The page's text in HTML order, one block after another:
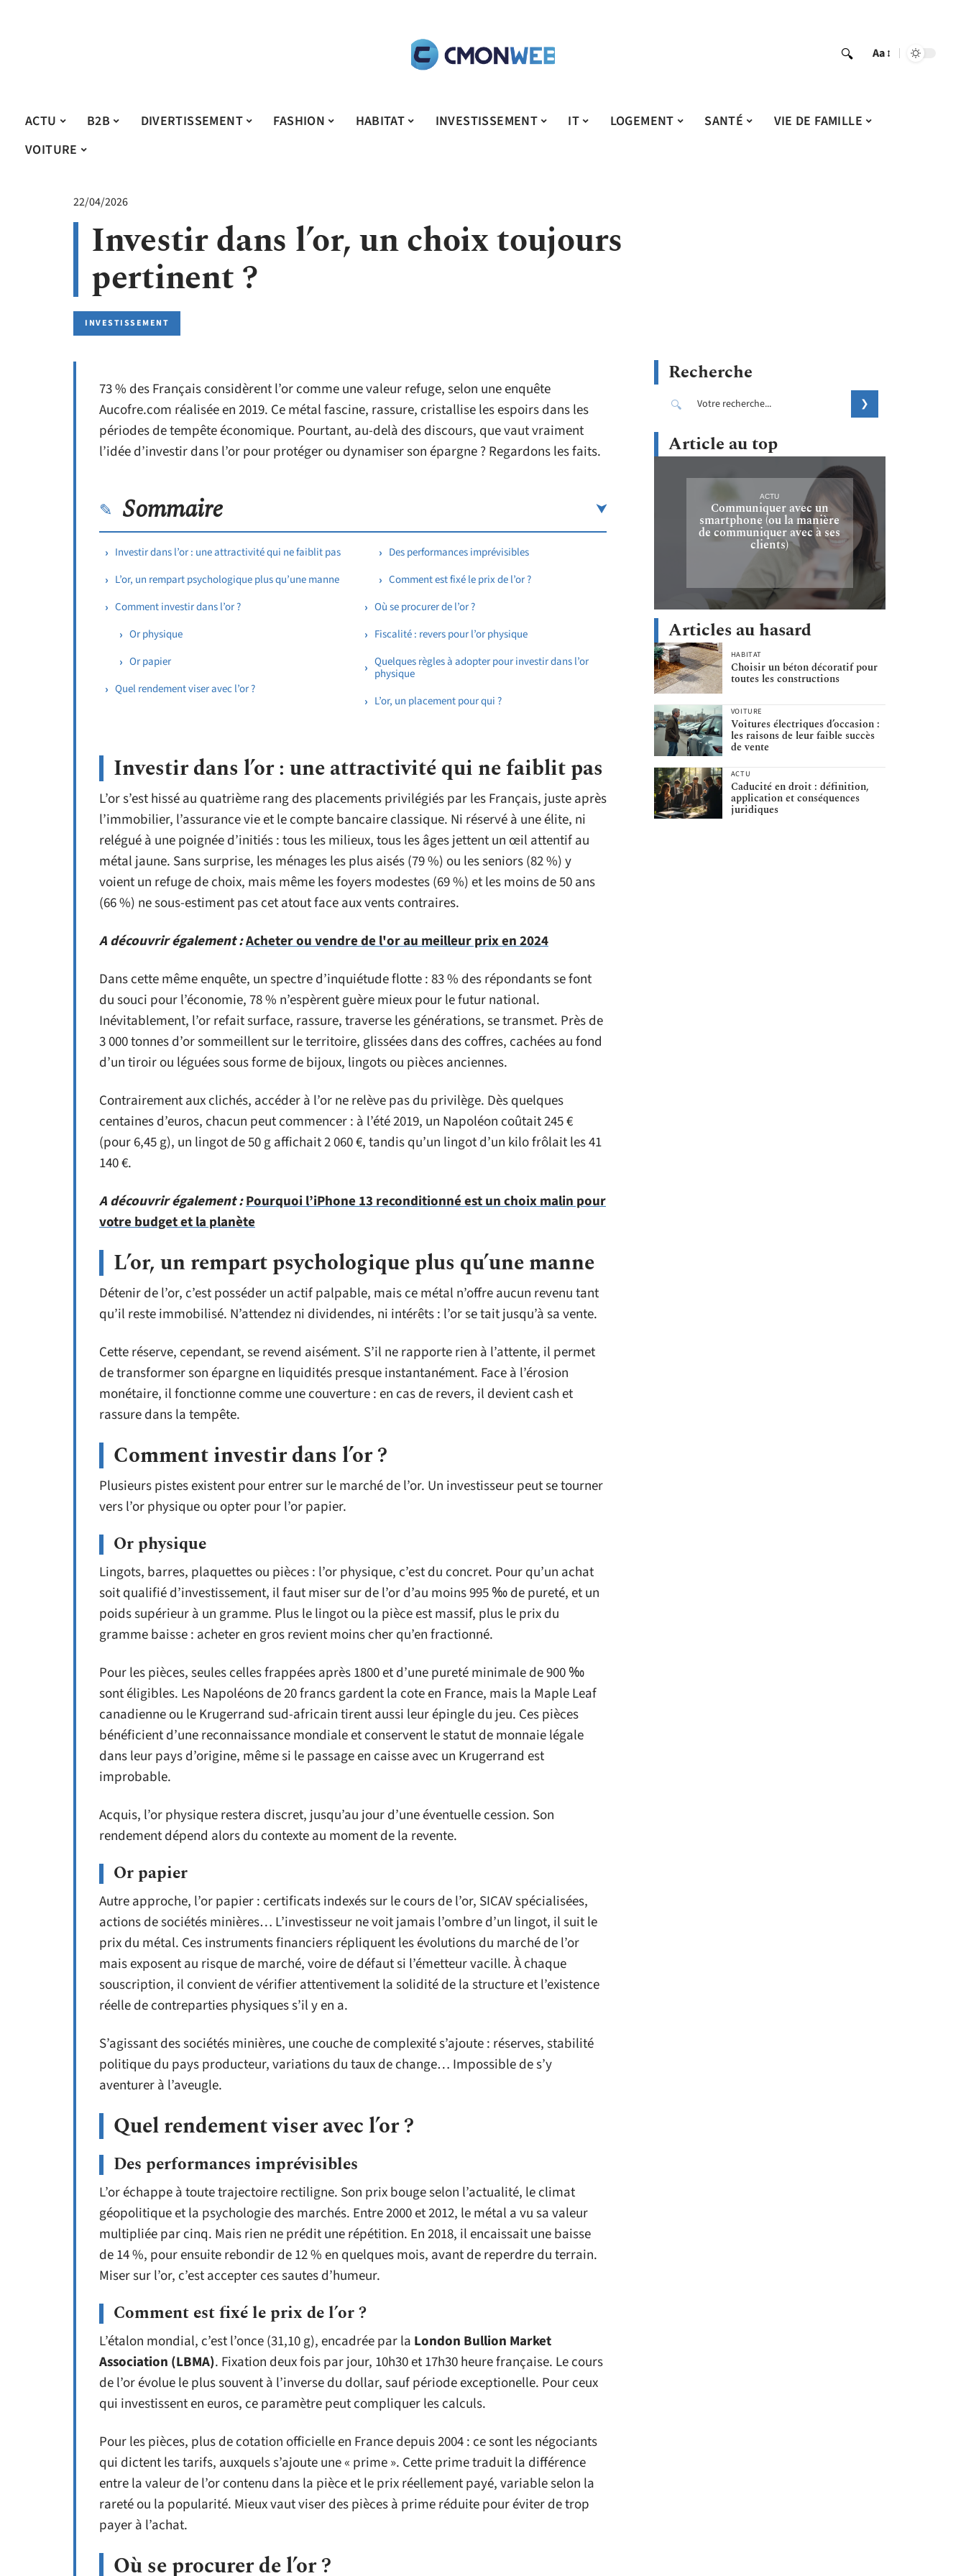
Aa
ACTU B2B DIVERTISSEMENT FASHION HABITAT INVESTISSEMENT IT LOGEMENT SANTÉ
VIE DE FAMILLE
VOITURE
22/04/2026
Investir dans l’or, un choix toujours
pertinent ?
INVESTISSEMENT
73 % des Français considèrent l’or comme une valeur refuge, selon une enquête
Aucofre.com réalisée en 2019. Ce métal fascine, rassure, cristallise les espoirs dans les
périodes de tempête économique. Pourtant, au-delà des discours, que vaut vraiment
l’idée d’investir dans l’or pour protéger ou dynamiser son épargne ? Regardons les faits.
Sommaire
Investir dans l’or : une attractivité qui ne faiblit pas
L’or, un rempart psychologique plus qu’une manne
Comment investir dans l’or ?
Or physique
Or papier
Quel rendement viser avec l’or ?
Des performances imprévisibles
Comment est fixé le prix de l’or ?
Où se procurer de l’or ?
Fiscalité : revers pour l’or physique
Quelques règles à adopter pour investir dans l’or
physique
L’or, un placement pour qui ?
Investir dans l’or : une attractivité qui ne faiblit pas
L’or s’est hissé au quatrième rang des placements privilégiés par les Français, juste après
l’immobilier, l’assurance vie et le compte bancaire classique. Ni réservé à une élite, ni
relégué à une poignée d’initiés : tous les milieux, tous les âges jettent un œil attentif au
métal jaune. Sans surprise, les ménages les plus aisés (79 %) ou les seniors (82 %) y
voient un refuge de choix, mais même les foyers modestes (69 %) et les moins de 50 ans
(66 %) ne sous-estiment pas cet atout face aux vents contraires.
A découvrir également :Acheter ou vendre de l'or au meilleur prix en 2024
Dans cette même enquête, un spectre d’inquiétude flotte : 83 % des répondants se font
du souci pour l’économie, 78 % n’espèrent guère mieux pour le futur national.
Inévitablement, l’or refait surface, rassure, traverse les générations, se transmet. Près de
3 000 tonnes d’or sommeillent sur le territoire, glissées dans des coffres, cachées au fond
d’un tiroir ou léguées sous forme de bijoux, lingots ou pièces anciennes.
Contrairement aux clichés, accéder à l’or ne relève pas du privilège. Dès quelques
centaines d’euros, chacun peut commencer : à l’été 2019, un Napoléon coûtait 245 €
(pour 6,45 g), un lingot de 50 g affichait 2 060 €, tandis qu’un lingot d’un kilo frôlait les 41
140 €.
A découvrir également :Pourquoi l’iPhone 13 reconditionné est un choix malin pour
votre budget et la planète
L’or, un rempart psychologique plus qu’une manne
Détenir de l’or, c’est posséder un actif palpable, mais ce métal n’offre aucun revenu tant
qu’il reste immobilisé. N’attendez ni dividendes, ni intérêts : l’or se tait jusqu’à sa vente.
Cette réserve, cependant, se revend aisément. S’il ne rapporte rien à l’attente, il permet
de transformer son épargne en liquidités presque instantanément. Face à l’érosion
monétaire, il fonctionne comme une couverture : en cas de revers, il devient cash et
rassure dans la tempête.
Comment investir dans l’or ?
Plusieurs pistes existent pour entrer sur le marché de l’or. Un investisseur peut se tourner
vers l’or physique ou opter pour l’or papier.
Or physique
Lingots, barres, plaquettes ou pièces : l’or physique, c’est du concret. Pour qu’un achat
soit qualifié d’investissement, il faut miser sur de l’or d’au moins 995 ‰ de pureté, et un
poids supérieur à un gramme. Plus le lingot ou la pièce est massif, plus le prix du
gramme baisse : acheter en gros revient moins cher qu’en fractionné.
Pour les pièces, seules celles frappées après 1800 et d’une pureté minimale de 900 ‰
sont éligibles. Les Napoléons de 20 francs gardent la cote en France, mais la Maple Leaf
canadienne ou le Krugerrand sud-africain tirent aussi leur épingle du jeu. Ces pièces
bénéficient d’une reconnaissance mondiale et conservent le statut de monnaie légale
dans leur pays d’origine, même si le passage en caisse avec un Krugerrand est
improbable.
Acquis, l’or physique restera discret, jusqu’au jour d’une éventuelle cession. Son
rendement dépend alors du contexte au moment de la revente.
Or papier
Autre approche, l’or papier : certificats indexés sur le cours de l’or, SICAV spécialisées,
actions de sociétés minières… L’investisseur ne voit jamais l’ombre d’un lingot, il suit le
prix du métal. Ces instruments financiers répliquent les évolutions du marché de l’or
mais exposent au risque de marché, voire de défaut si l’émetteur vacille. À chaque
souscription, il convient de vérifier attentivement la solidité de la structure et l’existence
réelle de contreparties physiques s’il y en a.
S’agissant des sociétés minières, une couche de complexité s’ajoute : réserves, stabilité
politique du pays producteur, variations du taux de change… Impossible de s’y
aventurer à l’aveugle.
Quel rendement viser avec l’or ?
Des performances imprévisibles
L’or échappe à toute trajectoire rectiligne. Son prix bouge selon l’actualité, le climat
géopolitique et la psychologie des marchés. Entre 2000 et 2012, le métal a vu sa valeur
multipliée par cinq. Mais rien ne prédit une répétition. En 2018, il encaissait une baisse
de 14 %, pour ensuite rebondir de 12 % en quelques mois, avant de reperdre du terrain.
Miser sur l’or, c’est accepter ces sautes d’humeur.
Comment est fixé le prix de l’or ?
L’étalon mondial, c’est l’once (31,10 g), encadrée par la London Bullion Market
Association (LBMA). Fixation deux fois par jour, 10h30 et 17h30 heure française. Le cours
de l’or évolue le plus souvent à l’inverse du dollar, sauf période exceptionelle. Pour ceux
qui investissent en euros, ce paramètre peut compliquer les calculs.
Pour les pièces, plus de cotation officielle en France depuis 2004 : ce sont les négociants
qui dictent les tarifs, auxquels s’ajoute une « prime ». Cette prime traduit la différence
entre la valeur de l’or contenu dans la pièce et le prix réellement payé, variable selon la
rareté ou la popularité. Mieux vaut viser des pièces à prime réduite pour éviter de trop
payer à l’achat.
Où se procurer de l’or ?
Recherche
Article au top
ACTU
Communiquer avec un
smartphone (ou la manière
de communiquer avec à ses
clients)
Articles au hasard
HABITAT
Choisir un béton décoratif pour
toutes les constructions
VOITURE
Voitures électriques d’occasion :
les raisons de leur faible succès
de vente
ACTU
Caducité en droit : définition,
application et conséquences
juridiques